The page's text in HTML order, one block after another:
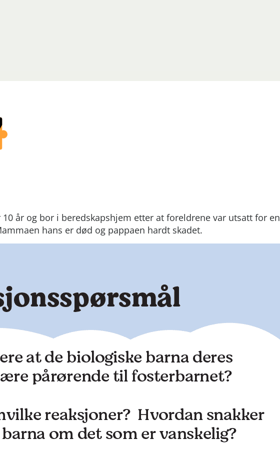
10 år og bor i beredskapshjem etter at foreldrene var utsatt for en
hans er død og pappaen hardt skadet.